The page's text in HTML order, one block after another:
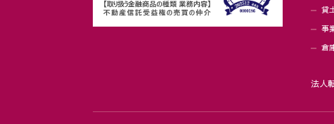
貸
事
倉
法人